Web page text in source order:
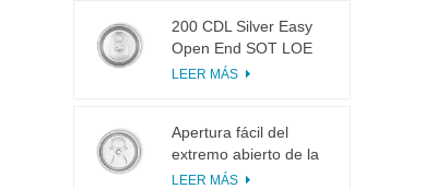
200 CDL Silver Easy
Open End SOT LOE
Epoxi
LEER MÁS
Apertura fácil del
extremo abierto de la
lengüeta del tirón del
LEER MÁS